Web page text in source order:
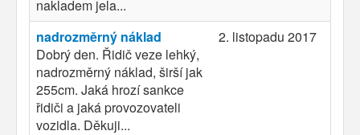
nakladem jela...
nadrozměrný náklad
Dobrý den. Řidič veze lehký,
nadrozměrný náklad, širší jak
255cm. Jaká hrozí sankce
řidiči a jaká provozovateli
vozidla. Děkuji...
2. listopadu 2017